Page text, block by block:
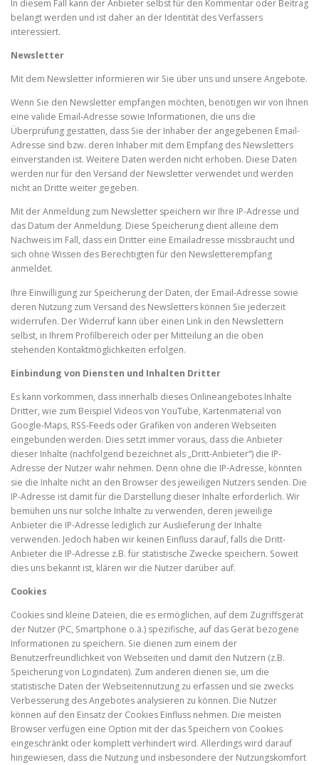
In diesem Fall kann der Anbieter selbst für den Kommentar oder Beitrag
belangt werden und ist daher an der Identität des Verfassers
interessiert.
Newsletter
Mit dem Newsletter informieren wir Sie über uns und unsere Angebote.
Wenn Sie den Newsletter empfangen möchten, benötigen wir von Ihnen
eine valide Email-Adresse sowie Informationen, die uns die
Überprüfung gestatten, dass Sie der Inhaber der angegebenen Email-
Adresse sind bzw. deren Inhaber mit dem Empfang des Newsletters
einverstanden ist. Weitere Daten werden nicht erhoben. Diese Daten
werden nur für den Versand der Newsletter verwendet und werden
nicht an Dritte weiter gegeben.
Mit der Anmeldung zum Newsletter speichern wir Ihre IP-Adresse und
das Datum der Anmeldung. Diese Speicherung dient alleine dem
Nachweis im Fall, dass ein Dritter eine Emailadresse missbraucht und
sich ohne Wissen des Berechtigten für den Newsletterempfang
anmeldet.
Ihre Einwilligung zur Speicherung der Daten, der Email-Adresse sowie
deren Nutzung zum Versand des Newsletters können Sie jederzeit
widerrufen. Der Widerruf kann über einen Link in den Newslettern
selbst, in Ihrem Profilbereich oder per Mitteilung an die oben
stehenden Kontaktmöglichkeiten erfolgen.
Einbindung von Diensten und Inhalten Dritter
Es kann vorkommen, dass innerhalb dieses Onlineangebotes Inhalte
Dritter, wie zum Beispiel Videos von YouTube, Kartenmaterial von
Google-Maps, RSS-Feeds oder Grafiken von anderen Webseiten
eingebunden werden. Dies setzt immer voraus, dass die Anbieter
dieser Inhalte (nachfolgend bezeichnet als „Dritt-Anbieter“) die IP-
Adresse der Nutzer wahr nehmen. Denn ohne die IP-Adresse, könnten
sie die Inhalte nicht an den Browser des jeweiligen Nutzers senden. Die
IP-Adresse ist damit für die Darstellung dieser Inhalte erforderlich. Wir
bemühen uns nur solche Inhalte zu verwenden, deren jeweilige
Anbieter die IP-Adresse lediglich zur Auslieferung der Inhalte
verwenden. Jedoch haben wir keinen Einfluss darauf, falls die Dritt-
Anbieter die IP-Adresse z.B. für statistische Zwecke speichern. Soweit
dies uns bekannt ist, klären wir die Nutzer darüber auf.
Cookies
Cookies sind kleine Dateien, die es ermöglichen, auf dem Zugriffsgerät
der Nutzer (PC, Smartphone o.ä.) spezifische, auf das Gerät bezogene
Informationen zu speichern. Sie dienen zum einem der
Benutzerfreundlichkeit von Webseiten und damit den Nutzern (z.B.
Speicherung von Logindaten). Zum anderen dienen sie, um die
statistische Daten der Webseitennutzung zu erfassen und sie zwecks
Verbesserung des Angebotes analysieren zu können. Die Nutzer
können auf den Einsatz der Cookies Einfluss nehmen. Die meisten
Browser verfügen eine Option mit der das Speichern von Cookies
eingeschränkt oder komplett verhindert wird. Allerdings wird darauf
hingewiesen, dass die Nutzung und insbesondere der Nutzungskomfort